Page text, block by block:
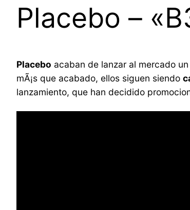
Placebo –
Placebo acaban de lanzar al mercado un
mÃ¡s que acabado, ellos siguen siendo
lanzamiento, que han decidido